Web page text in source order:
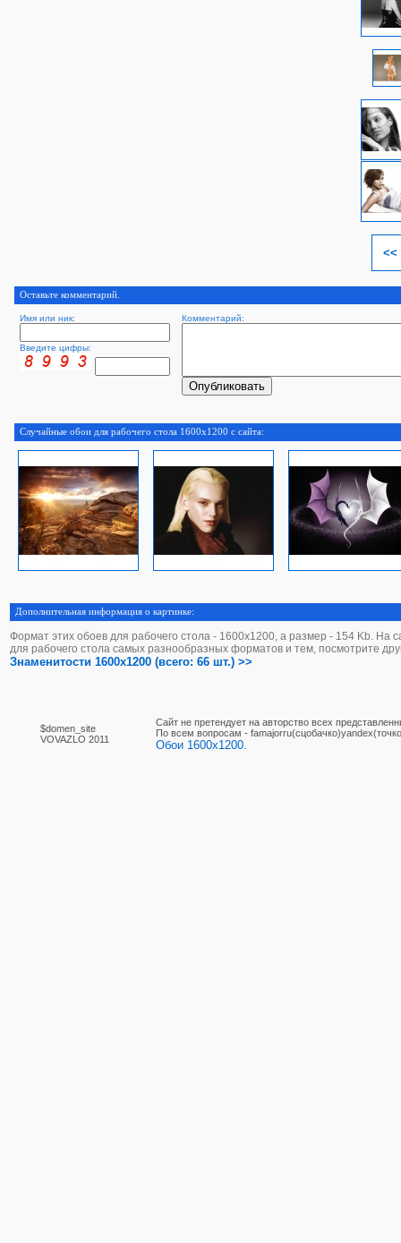
<<
Оставьте комментарий.
Имя или ник: Комментарий:
Введите цифры:
Случайные обои для рабочего стола 1600x1200 с сайта:
Дополнительная информация о картинке:
Формат этих обоев для рабочего стола - 1600х1200, а размер - 154 Kb. На
для рабочего стола самых разнообразных форматов и тем, посмотрите
Знаменитости 1600x1200 (всего: 66 шт.) >>
$domen_site
VOVAZLO 2011
Сайт не претендует на авторство всех
По вcем вопросам -
Обои 1600x1200.